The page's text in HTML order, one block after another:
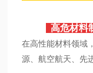
高危材料
在高性能材料领域
源、航空航天、先